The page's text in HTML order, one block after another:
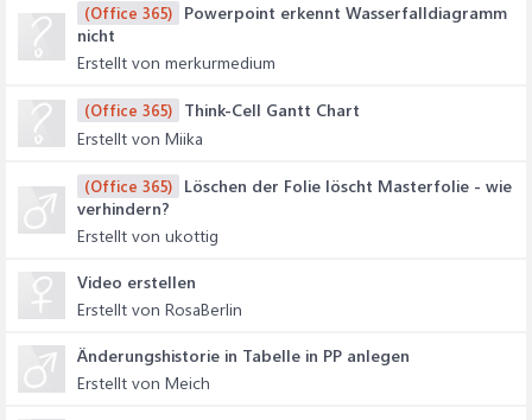
(Office 365)
Powerpoint erkennt Wasserfalldiagramm
nicht
Erstellt von merkurmedium
(Office 365)
Think-Cell Gantt Chart
Erstellt von Miika
(Office 365)
Löschen der Folie löscht Masterfolie - wie
verhindern?
Erstellt von ukottig
Video erstellen
Erstellt von RosaBerlin
Änderungshistorie in Tabelle in PP anlegen
Erstellt von Meich